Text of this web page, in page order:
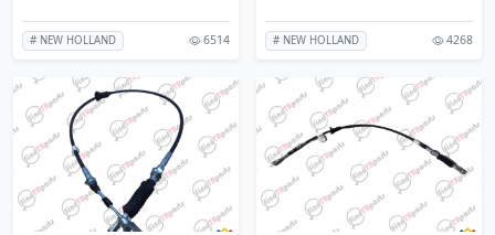
# NEW HOLLAND 6514 # NEW HOLLAND 4268